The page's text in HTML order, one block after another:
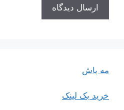
مه پاش
خرید بک لینک